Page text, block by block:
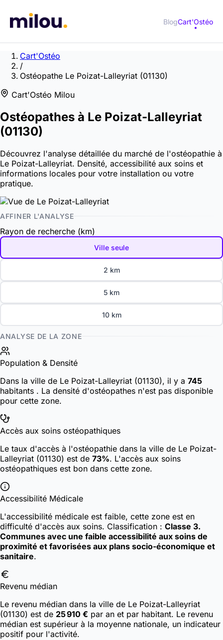
BlogCart'Ostéo
Cart'Ostéo
/
Ostéopathe Le Poizat-Lalleyriat (01130)
Cart'Ostéo Milou
Ostéopathes à Le Poizat-Lalleyriat
(01130)
Découvrez l'analyse détaillée du marché de l'ostéopathie à
Le Poizat-Lalleyriat. Densité, accessibilité aux soins et
informations locales pour votre installation ou votre
pratique.
AFFINER L'ANALYSE
Rayon de recherche (km)
Ville seule
2 km
5 km
10 km
ANALYSE DE LA ZONE
Population & Densité
Dans la ville de Le Poizat-Lalleyriat (01130), il y a 745
habitants . La densité d'ostéopathes n'est pas disponible
pour cette zone.
Accès aux soins ostéopathiques
Le taux d'accès à l'ostéopathie dans la ville de Le Poizat-
Lalleyriat (01130) est de 73%. L'accès aux soins
ostéopathiques est bon dans cette zone.
Accessibilité Médicale
L'accessibilité médicale est faible, cette zone est en
difficulté d'accès aux soins. Classification : Classe 3.
Communes avec une faible accessibilité aux soins de
proximité et favorisées aux plans socio-économique et
sanitaire.
Revenu médian
Le revenu médian dans la ville de Le Poizat-Lalleyriat
(01130) est de 25 910 € par an et par habitant. Le revenu
médian est supérieur à la moyenne nationale, un indicateur
positif pour l'activité.